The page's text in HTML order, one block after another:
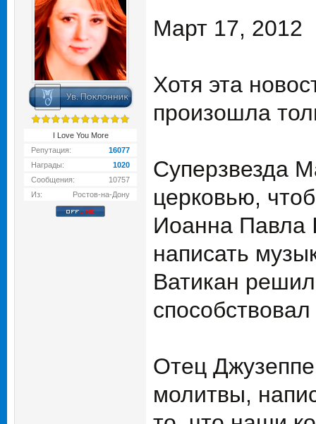
I Love You More
Репутация:
16077
Награды:
1020
Сообщения:
10757
Из:
Ростов-на-Дону
Март 17, 2012
Хотя эта
произошла
Суперзвезда
церковью,
Иоанна Павла
написать
Ватикан
Отец
молитвы,